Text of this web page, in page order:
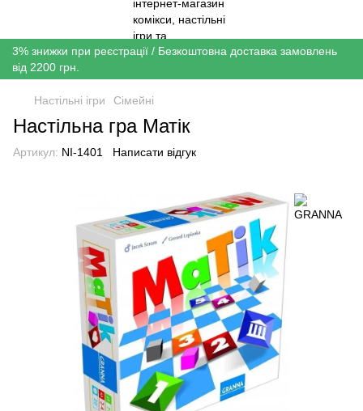
3% знижки при реєстрації / Безкоштовна доставка замовлень
від 2200 грн.
Настільні ігри Сімейні
Настільна гра Матік
Артикул: NI-1401 Написати відгук